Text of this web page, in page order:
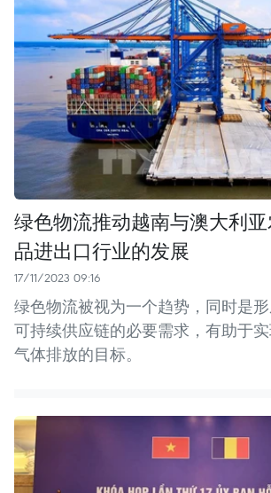
绿色物流推动越南与澳大利
品进出口行业的发展
17/11/2023 09:16
绿色物流被视为一个趋势，同时是
可持续供应链的必要需求，有助于
气体排放的目标。